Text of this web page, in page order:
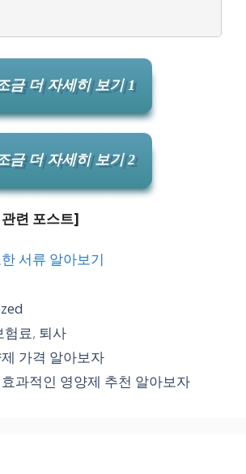
금 더 자세히 보기 1
금 더 자세히 보기 2
련 포스트]
서류 알아보기
험료, 퇴사
가격 알아보자
과적인 영양제 추천 알아보자